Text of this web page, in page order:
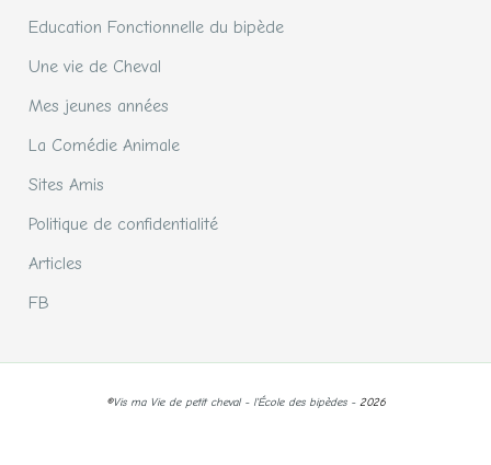
Education Fonctionnelle du bipède
Une vie de Cheval
Mes jeunes années
La Comédie Animale
Sites Amis
Politique de confidentialité
Articles
FB
©Vis ma Vie de petit cheval - l'École des bipèdes - 2026